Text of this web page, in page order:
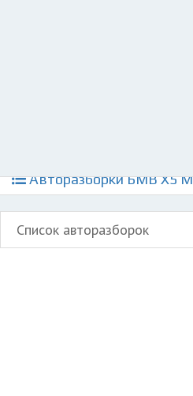
Авторазборки БМВ Х5 М
Список авторазборок